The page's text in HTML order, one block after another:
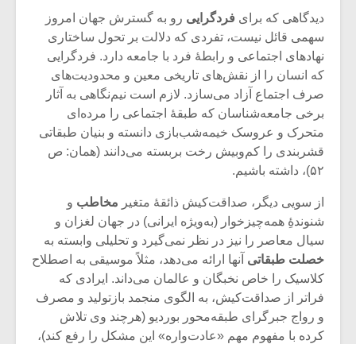
دیدگاهی که برای فردگرایی رو به گسترش جهان امروز
سهمی قائل نیست، تفردی که دلالت بر تحول ساختاری
نهادهای اجتماعی و رابطۀ فرد با جامعه دارد. فردگرایی
که انسان را از نقش‌های تاریخی معین و محدودیت‌های
صرف اجتماع آزاد می‌سازد. لازم است نیم‌نگاهی به آثار
برخی جامعه‌شناسان که طبقۀ اجتماعی را مرده‌ای
متحرک و عروسک خیمه‌شب‌بازی دانسته و بنیان طبقاتی
قشربندی را کم‌وبیش رخت بربسته می‌دانند (همان: ص
۵۲)، داشته باشیم.
از سویی دیگر، صداقت‌کیش ذائقۀ متغیر مخاطب و
شنوندۀِ همه‌‌چیزخوار (به‌ویژه ایرانی) در جهان لغزان و
سیال معاصر را نیز در نظر نمی‌گیرد و تحلیلی وابسته به
خصلت طبقاتی آنها ارائه می‌دهد، مثلاً موسیقی به اصطلاح
کلاسیک را خاص نخبگان و عالمان می‌داند. ایرادی که
فراتر از صداقت‌کیش، به الگوی منجمد بازتولید و مصرف
و رواج جبرگرای طبقه‌محور بوردیو (هرچند وی تلاش
کرده با مفهوم مهم «عادت‌واره» این مشکل را رفع کند)،
میکلوش روژا
شیش و نیم»
اگر نمی توانی
مشهورترین باشی،
بدنام ترین باش
سکانسی
موسیقی